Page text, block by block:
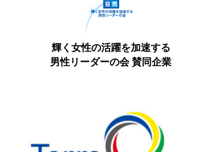
輝く女性の活躍を加速する
男性リーダーの会賛同企業